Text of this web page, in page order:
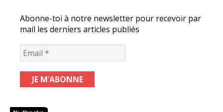
Abonne-toi à notre newsletter pour recevoir par
mail les derniers articles publiés